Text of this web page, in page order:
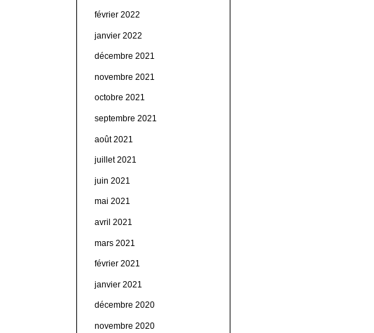
février 2022
janvier 2022
décembre 2021
novembre 2021
octobre 2021
septembre 2021
août 2021
juillet 2021
juin 2021
mai 2021
avril 2021
mars 2021
février 2021
janvier 2021
décembre 2020
novembre 2020